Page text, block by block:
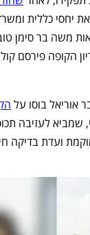
אוריאל בוסו על